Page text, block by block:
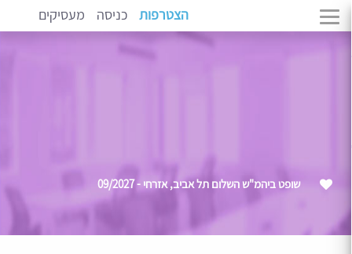
הצטרפות כניסה מעסיקים
שופט ביהמ"ש השלום תל אביב, אזרחי - 09/2027